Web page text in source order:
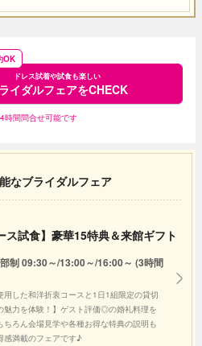
ドレス試着や試食も楽しい
イダルフェアをCHECK
OK
時間問合せ可能です
なブライダルフェア
ス試食】豪華15特典＆来館ギフト
制 09:30～/13:00～/16:00～ (3時間
用した和洋折衷コースと1日1組限定の貸切
魅力を体験！】ゲスト評価◎の婚礼料理を
ちろん会場見学や各種お得な特典の説明も
感満載のフェアです♪